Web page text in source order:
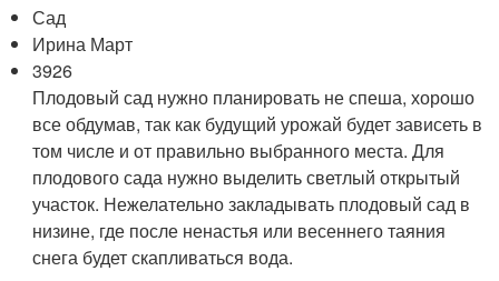
Сад
Ирина Март
3926
Плодовый сад нужно планировать не спеша, хорошо
все обдумав, так как будущий урожай будет зависеть в
том числе и от правильно выбранного места. Для
плодового сада нужно выделить светлый открытый
участок. Нежелательно закладывать плодовый сад в
низине, где после ненастья или весеннего таяния
снега будет скапливаться вода.